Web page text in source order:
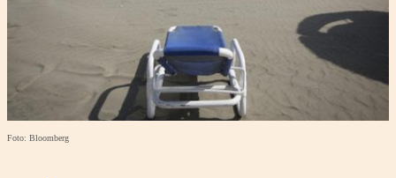
Foto: Bloomberg